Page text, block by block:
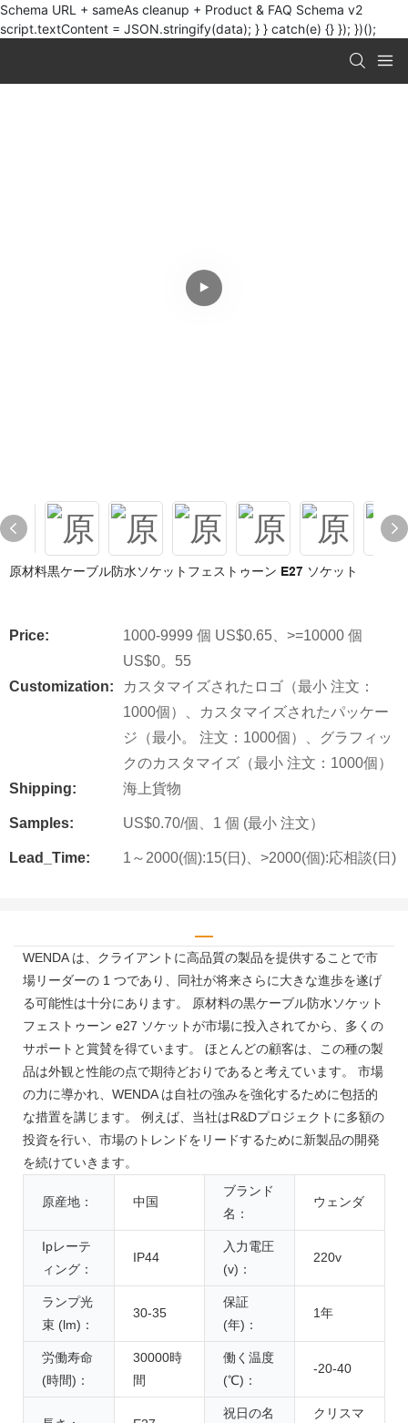
Schema URL + sameAs cleanup + Product & FAQ Schema v2
script.textContent = JSON.stringify(data); } } catch(e) {} }); })();
原材料黒ケーブル防水ソケットフェストゥーン E27 ソケット
Price:
1000-9999 個 US$0.65、>=10000 個
US$0。55
Customization:
カスタマイズされたロゴ（最小 注文：
1000個）、カスタマイズされたパッケー
ジ（最小。 注文：1000個）、グラフィッ
クのカスタマイズ（最小 注文：1000個）
Shipping:
海上貨物
Samples: US$0.70/個、1 個 (最小 注文）
Lead_Time: 1～2000(個):15(日)、>2000(個):応相談(日)
WENDA は、クライアントに高品質の製品を提供することで市
場リーダーの 1 つであり、同社が将来さらに大きな進歩を遂げ
る可能性は十分にあります。 原材料の黒ケーブル防水ソケット
フェストゥーン e27 ソケットが市場に投入されてから、多くの
サポートと賞賛を得ています。 ほとんどの顧客は、この種の製
品は外観と性能の点で期待どおりであると考えています。 市場
の力に導かれ、WENDA は自社の強みを強化するために包括的
な措置を講じます。 例えば、当社はR&Dプロジェクトに多額の
投資を行い、市場のトレンドをリードするために新製品の開発
を続けていきます。
原産地： 中国
ブランド
名：
ウェンダ
Ipレーテ
ィング：
IP44
入力電圧
(v)：
220v
ランプ光
束 (lm)：
30-35
保証
(年)：
1年
労働寿命
(時間)：
30000時
間
働く温度
(℃)：
-20-40
祝日の名
クリスマ